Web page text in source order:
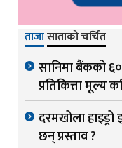
ताजासाताको चर्चित
सानिमा बैंकको ६०
प्रतिकित्ता मूल्य
दरमखोला
छन् प्रस्ताव ?